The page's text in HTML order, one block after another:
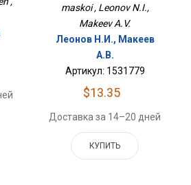
maskoi , Leonov N.I.,
Makeev A.V.
Леонов Н.И., Макеев
А.В.
Артикул: 1531779
$13.35
Доставка за 14–20 дней
КУПИТЬ